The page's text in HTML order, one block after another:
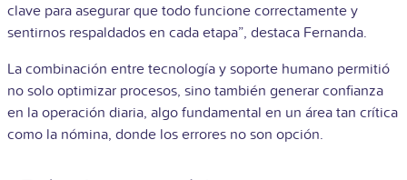
clave para asegurar que todo funcione correctamente y
sentirnos respaldados en cada etapa”, destaca Fernanda.
La combinación entre tecnología y soporte humano permitió
no solo optimizar procesos, sino también generar confianza
en la operación diaria, algo fundamental en un área tan crítica
como la nómina, donde los errores no son opción.